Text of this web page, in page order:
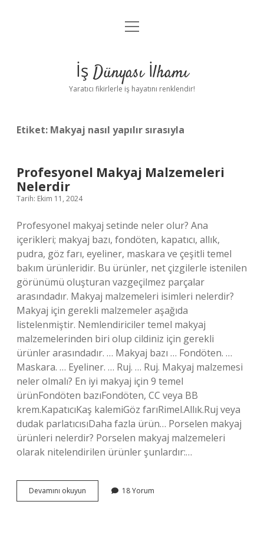
Anasayfa
Yasal Uyarı
menüyü
İş Dünyası İlhamı
Yaratıcı fikirlerle iş hayatını renklendir!
Etiket: Makyaj nasıl yapılır sırasıyla
Profesyonel Makyaj Malzemeleri
Nelerdir
Tarih: Ekim 11, 2024
Profesyonel makyaj setinde neler olur? Ana
içerikleri; makyaj bazı, fondöten, kapatıcı, allık,
pudra, göz farı, eyeliner, maskara ve çeşitli temel
bakım ürünleridir. Bu ürünler, net çizgilerle istenilen
görünümü oluşturan vazgeçilmez parçalar
arasındadır. Makyaj malzemeleri isimleri nelerdir?
Makyaj için gerekli malzemeler aşağıda
listelenmiştir. Nemlendiriciler temel makyaj
malzemelerinden biri olup cildiniz için gerekli
ürünler arasındadır. … Makyaj bazı … Fondöten. …
Maskara. … Eyeliner. … Ruj. … Ruj. Makyaj malzemesi
neler olmalı? En iyi makyaj için 9 temel
ürünFondöten bazıFondöten, CC veya BB
krem.KapatıcıKaş kalemiGöz farıRimel.Allık.Ruj veya
dudak parlatıcısıDaha fazla ürün… Porselen makyaj
ürünleri nelerdir? Porselen makyaj malzemeleri
olarak nitelendirilen ürünler şunlardır:…
Devamını okuyun Profesyonel
Makyaj
18 Yorum